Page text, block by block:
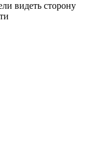
видеть сторону